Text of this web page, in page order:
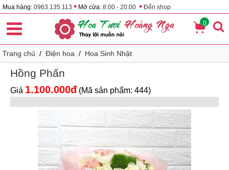
Mua hàng: 0963.135.113 • Mở cửa: 8:00 - 20:00 • Đến shop
0
Trang chủ / Điện hoa / Hoa Sinh Nhật
Hồng Phấn
Giá 1.100.000đ (Mã sản phẩm: 444)